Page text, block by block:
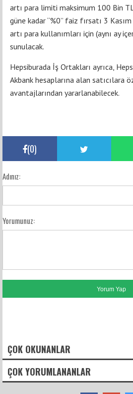
artı para limiti maksimum 100 Bin
güne kadar “%0” faiz fırsatı 3
artı para kullanımları için (aynı ay
sunulacak.
Hepsiburada İş Ortakları ayrıca,
Akbank hesaplarına alan satıcılara
avantajlarından yararlanabilecek.
(0)
Adınız:
Yorumunuz:
ÇOK OKUNANLAR
ÇOK YORUMLANANLAR